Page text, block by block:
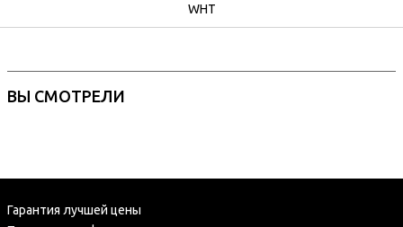
WHT
ВЫ СМОТРЕЛИ
Гарантия лучшей цены